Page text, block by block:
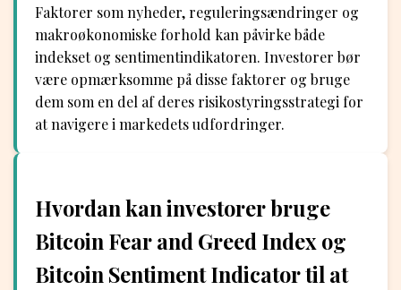
Faktorer som nyheder, reguleringsændringer og
makroøkonomiske forhold kan påvirke både
indekset og sentimentindikatoren. Investorer bør
være opmærksomme på disse faktorer og bruge
dem som en del af deres risikostyringsstrategi for
at navigere i markedets udfordringer.
Hvordan kan investorer bruge
Bitcoin Fear and Greed Index og
Bitcoin Sentiment Indicator til at